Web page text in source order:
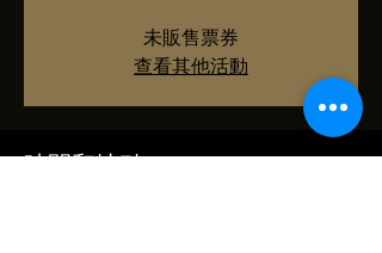
未販售票券
查看其他活動
時間和地點